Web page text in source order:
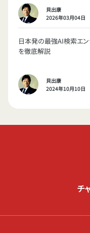
貝出康
2026年03月04日
日本発の最強AI検索エン
を徹底解説
貝出康
2024年10月10日
チ